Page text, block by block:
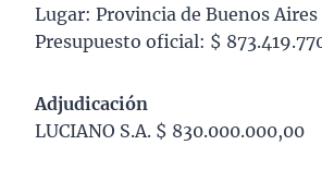
Lugar: Provincia de Buenos Aires
Presupuesto oficial: $
Adjudicación
LUCIANO S.A. $ 830.000.000,00